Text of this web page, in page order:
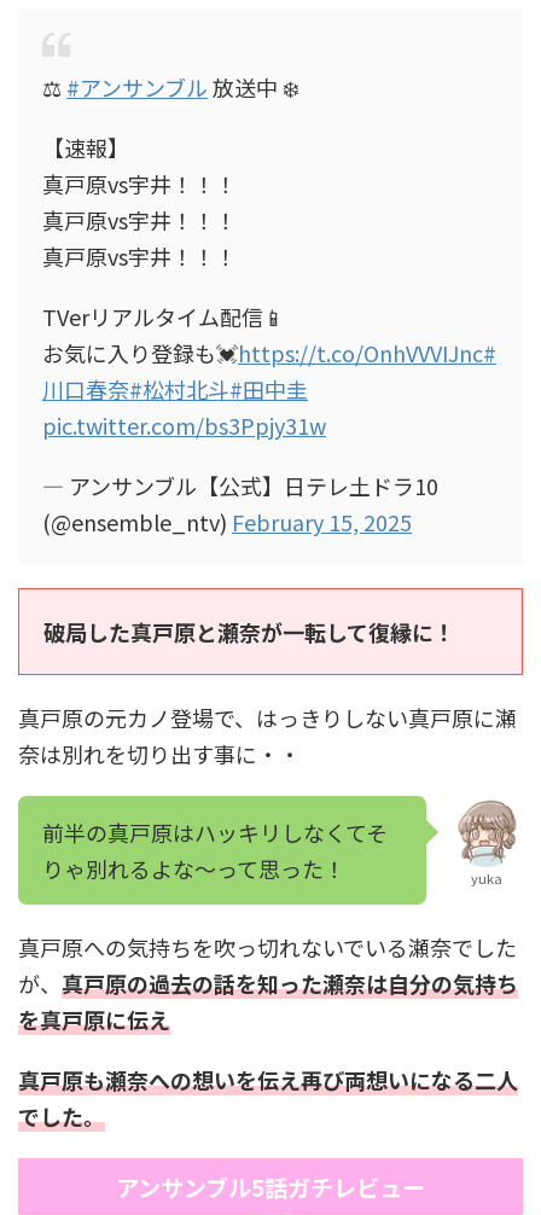
⚖️ #アンサンブル放送中 ❄️
【速報】
真戸原vs宇井！！！
真戸原vs宇井！！！
真戸原vs宇井！！！
TVerリアルタイム配信📱
お気に入り登録も💓https://t.co/OnhVVVIJnc#
川口春奈#松村北斗#田中圭
pic.twitter.com/bs3Ppjy31w
— アンサンブル【公式】日テレ土ドラ10
(@ensemble_ntv) February 15, 2025
破局した真戸原と瀬奈が一転して復縁に！
真戸原の元カノ登場で、はっきりしない真戸原に瀬
奈は別れを切り出す事に・・
前半の真戸原はハッキリしなくてそ
りゃ別れるよな～って思った！
yuka
真戸原への気持ちを吹っ切れないでいる瀬奈でした
が、 真戸原の過去の話を知った瀬奈は自分の気持ち
を真戸原に伝え
真戸原も瀬奈への想いを伝え再び両想いになる二人
でした。
アンサンブル5話ガチレビュー